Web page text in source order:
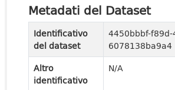
Metadati del Dataset
Identificativo
del dataset
4450bbbf-
6078138ba9a4
Altro
identificativo
N/A